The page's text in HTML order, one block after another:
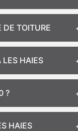
DE TOITURE
LES HAIES
?
HAIES